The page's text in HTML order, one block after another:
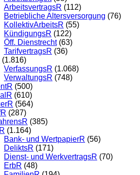
ArbeitsvertragsR (112)
Betriebliche Altersversorgung (76)
KollektivArbeitsR (55)
KündigungsR (122)
Öff. Dienstrecht(63)
TarifvertragsR (36)
(1.816)
VerfassungsR (1.068)
VerwaltungsR (748)
(500)
(610)
(564)
(287)
(385)
(1.164)
Bank- und WertpapierR (56)
DeliktsR (171)
Dienst- und WerkvertragsR (70)
ErbR (48)